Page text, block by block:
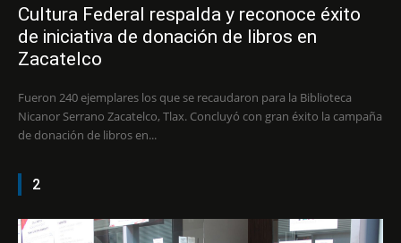
Cultura Federal respalda y reconoce éxito
de iniciativa de donación de libros en
Zacatelco
Fueron 240 ejemplares los que se recaudaron para la Biblioteca
Nicanor Serrano Zacatelco, Tlax. Concluyó con gran éxito la campaña
de donación de libros en...
2